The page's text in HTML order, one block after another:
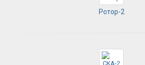
Ротор-2